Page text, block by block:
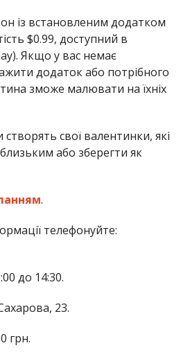
із встановленим додатком
$0.99, доступний в
Якщо у вас немає
додаток або потрібного
зможе малювати на їхніх
свої валентинки, які
або зберегти як
.
телефонуйте:
до 14:30.
23.
грн.